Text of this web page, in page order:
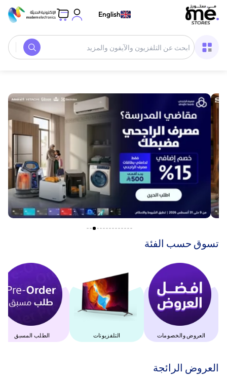
English
‫تسوق حسب الفئة‬
العروض والخصومات التلفزيونات الطلب المسبق
‫العروض الرائجة‬